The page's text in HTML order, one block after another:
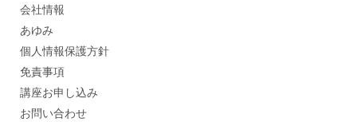
会社情報
あゆみ
個人情報保護方針
免責事項
講座お申し込み
お問い合わせ